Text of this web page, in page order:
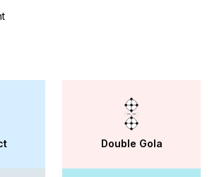
Double Gola